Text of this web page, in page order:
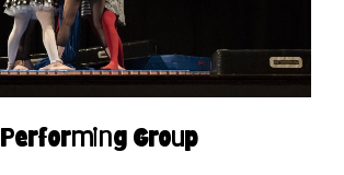
Performing Group